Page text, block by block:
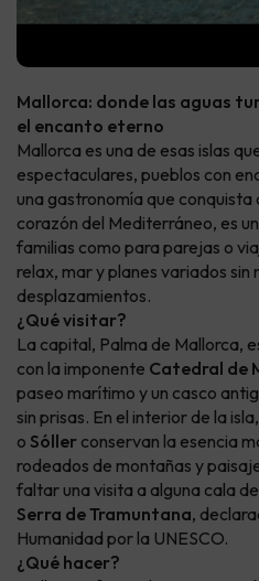
Mallorca: donde las aguas
el encanto eterno
Mallorca es una de esas islas
espectaculares, pueblos con
una gastronomía que conquista
corazón del Mediterráneo, es
familias como para parejas o
relax, mar y planes variados sin
desplazamientos.
¿Qué visitar?
La capital, Palma de Mallorca,
con la imponente Catedral de
paseo marítimo y un casco
sin prisas. En el interior de la
o Sóller conservan la esencia
rodeados de montañas y
faltar una visita a alguna cala
Serra de Tramuntana,
Humanidad por la UNESCO.
¿Qué hacer?